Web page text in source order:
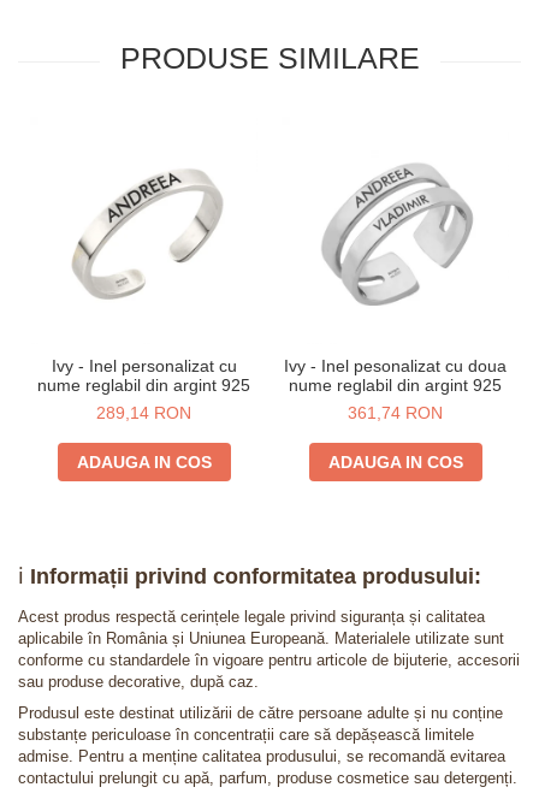
PRODUSE SIMILARE
Ivy - Inel personalizat cu
nume reglabil din argint 925
289,14 RON
ADAUGA IN COS
Ivy - Inel pesonalizat cu doua
nume reglabil din argint 925
361,74 RON
ADAUGA IN COS
ℹ️ Informații privind conformitatea produsului:
Acest produs respectă cerințele legale privind siguranța și calitatea
aplicabile în România și Uniunea Europeană. Materialele utilizate sunt
conforme cu standardele în vigoare pentru articole de bijuterie, accesorii
sau produse decorative, după caz.
Produsul este destinat utilizării de către persoane adulte și nu conține
substanțe periculoase în concentrații care să depășească limitele
admise. Pentru a menține calitatea produsului, se recomandă evitarea
contactului prelungit cu apă, parfum, produse cosmetice sau detergenți.